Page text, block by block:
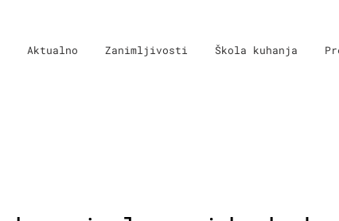
Aktualno Zanimljivosti Škola kuhanja